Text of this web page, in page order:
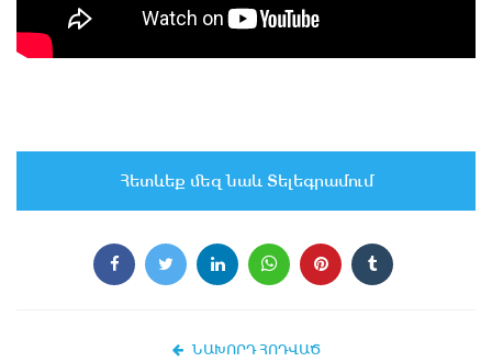
Հետևեք մեզ նաև Տելեգրամում
ՆԱԽՈՐԴ ՀՈԴՎԱԾ